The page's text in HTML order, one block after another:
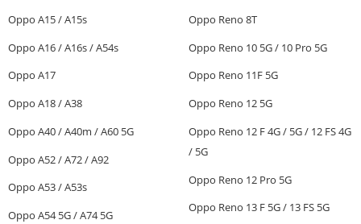
Oppo A15 / A15s
Oppo A16 / A16s / A54s
Oppo A17
Oppo A18 / A38
Oppo A40 / A40m / A60 5G
Oppo A52 / A72 / A92
Oppo A53 / A53s
Oppo A54 5G / A74 5G
Oppo Reno 8T
Oppo Reno 10 5G / 10 Pro 5G
Oppo Reno 11F 5G
Oppo Reno 12 5G
Oppo Reno 12 F 4G / 5G / 12 FS 4G
/ 5G
Oppo Reno 12 Pro 5G
Oppo Reno 13 F 5G / 13 FS 5G